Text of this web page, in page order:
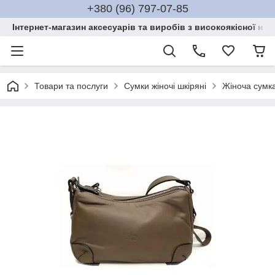
+380 (96) 797-07-85
Інтернет-магазин аксесуарів та виробів з високоякісної
Товари та послуги Сумки жіночі шкіряні Жіноча